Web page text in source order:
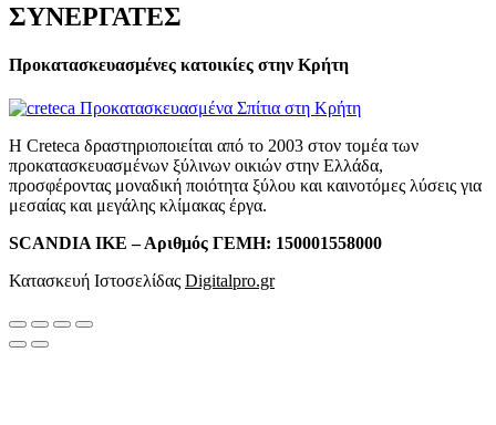
ΣΥΝΕΡΓΑΤΕΣ
Προκατασκευασμένες κατοικίες στην Κρήτη
Η Creteca δραστηριοποιείται από το 2003 στον τομέα των
προκατασκευασμένων ξύλινων οικιών στην Ελλάδα,
προσφέροντας μοναδική ποιότητα ξύλου και καινοτόμες λύσεις για
μεσαίας και μεγάλης κλίμακας έργα.
SCANDIA ΙΚΕ – Αριθμός ΓΕΜΗ: 150001558000
Κατασκευή Ιστοσελίδας Digitalpro.gr